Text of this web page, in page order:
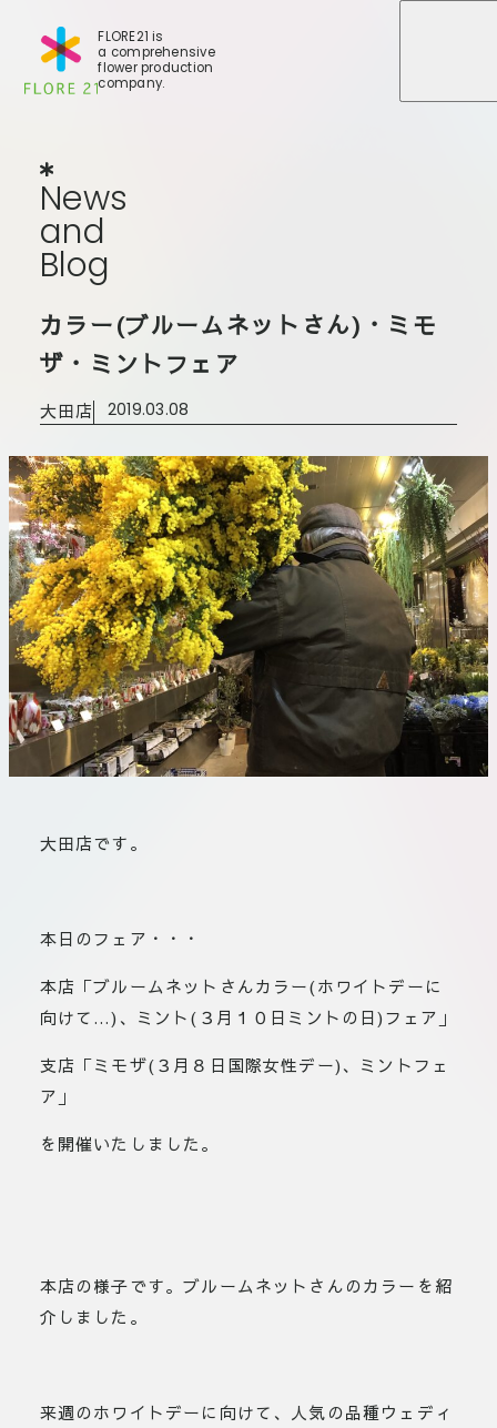
FLORE21 is
a comprehensive
flower production
company.
News
News
and
and
Blog
Blog
カラー(ブルームネットさん)・ミモ
ザ・ミントフェア
大田店 2019.03.08
大田店です。
本日のフェア・・・
本店「ブルームネットさんカラー(ホワイトデーに
向けて…)、ミント(３月１０日ミントの日)フェア」
支店「ミモザ(３月８日国際女性デー)、ミントフェ
ア」
を開催いたしました。
本店の様子です。ブルームネットさんのカラーを紹
介しました。
来週のホワイトデーに向けて、人気の品種ウェディ
世田谷店
大田支店
葛西店
板橋店
川崎加工部
BLOG
STORY
Gallery
お取引につ
いて
お問い合わ
せ
facebook